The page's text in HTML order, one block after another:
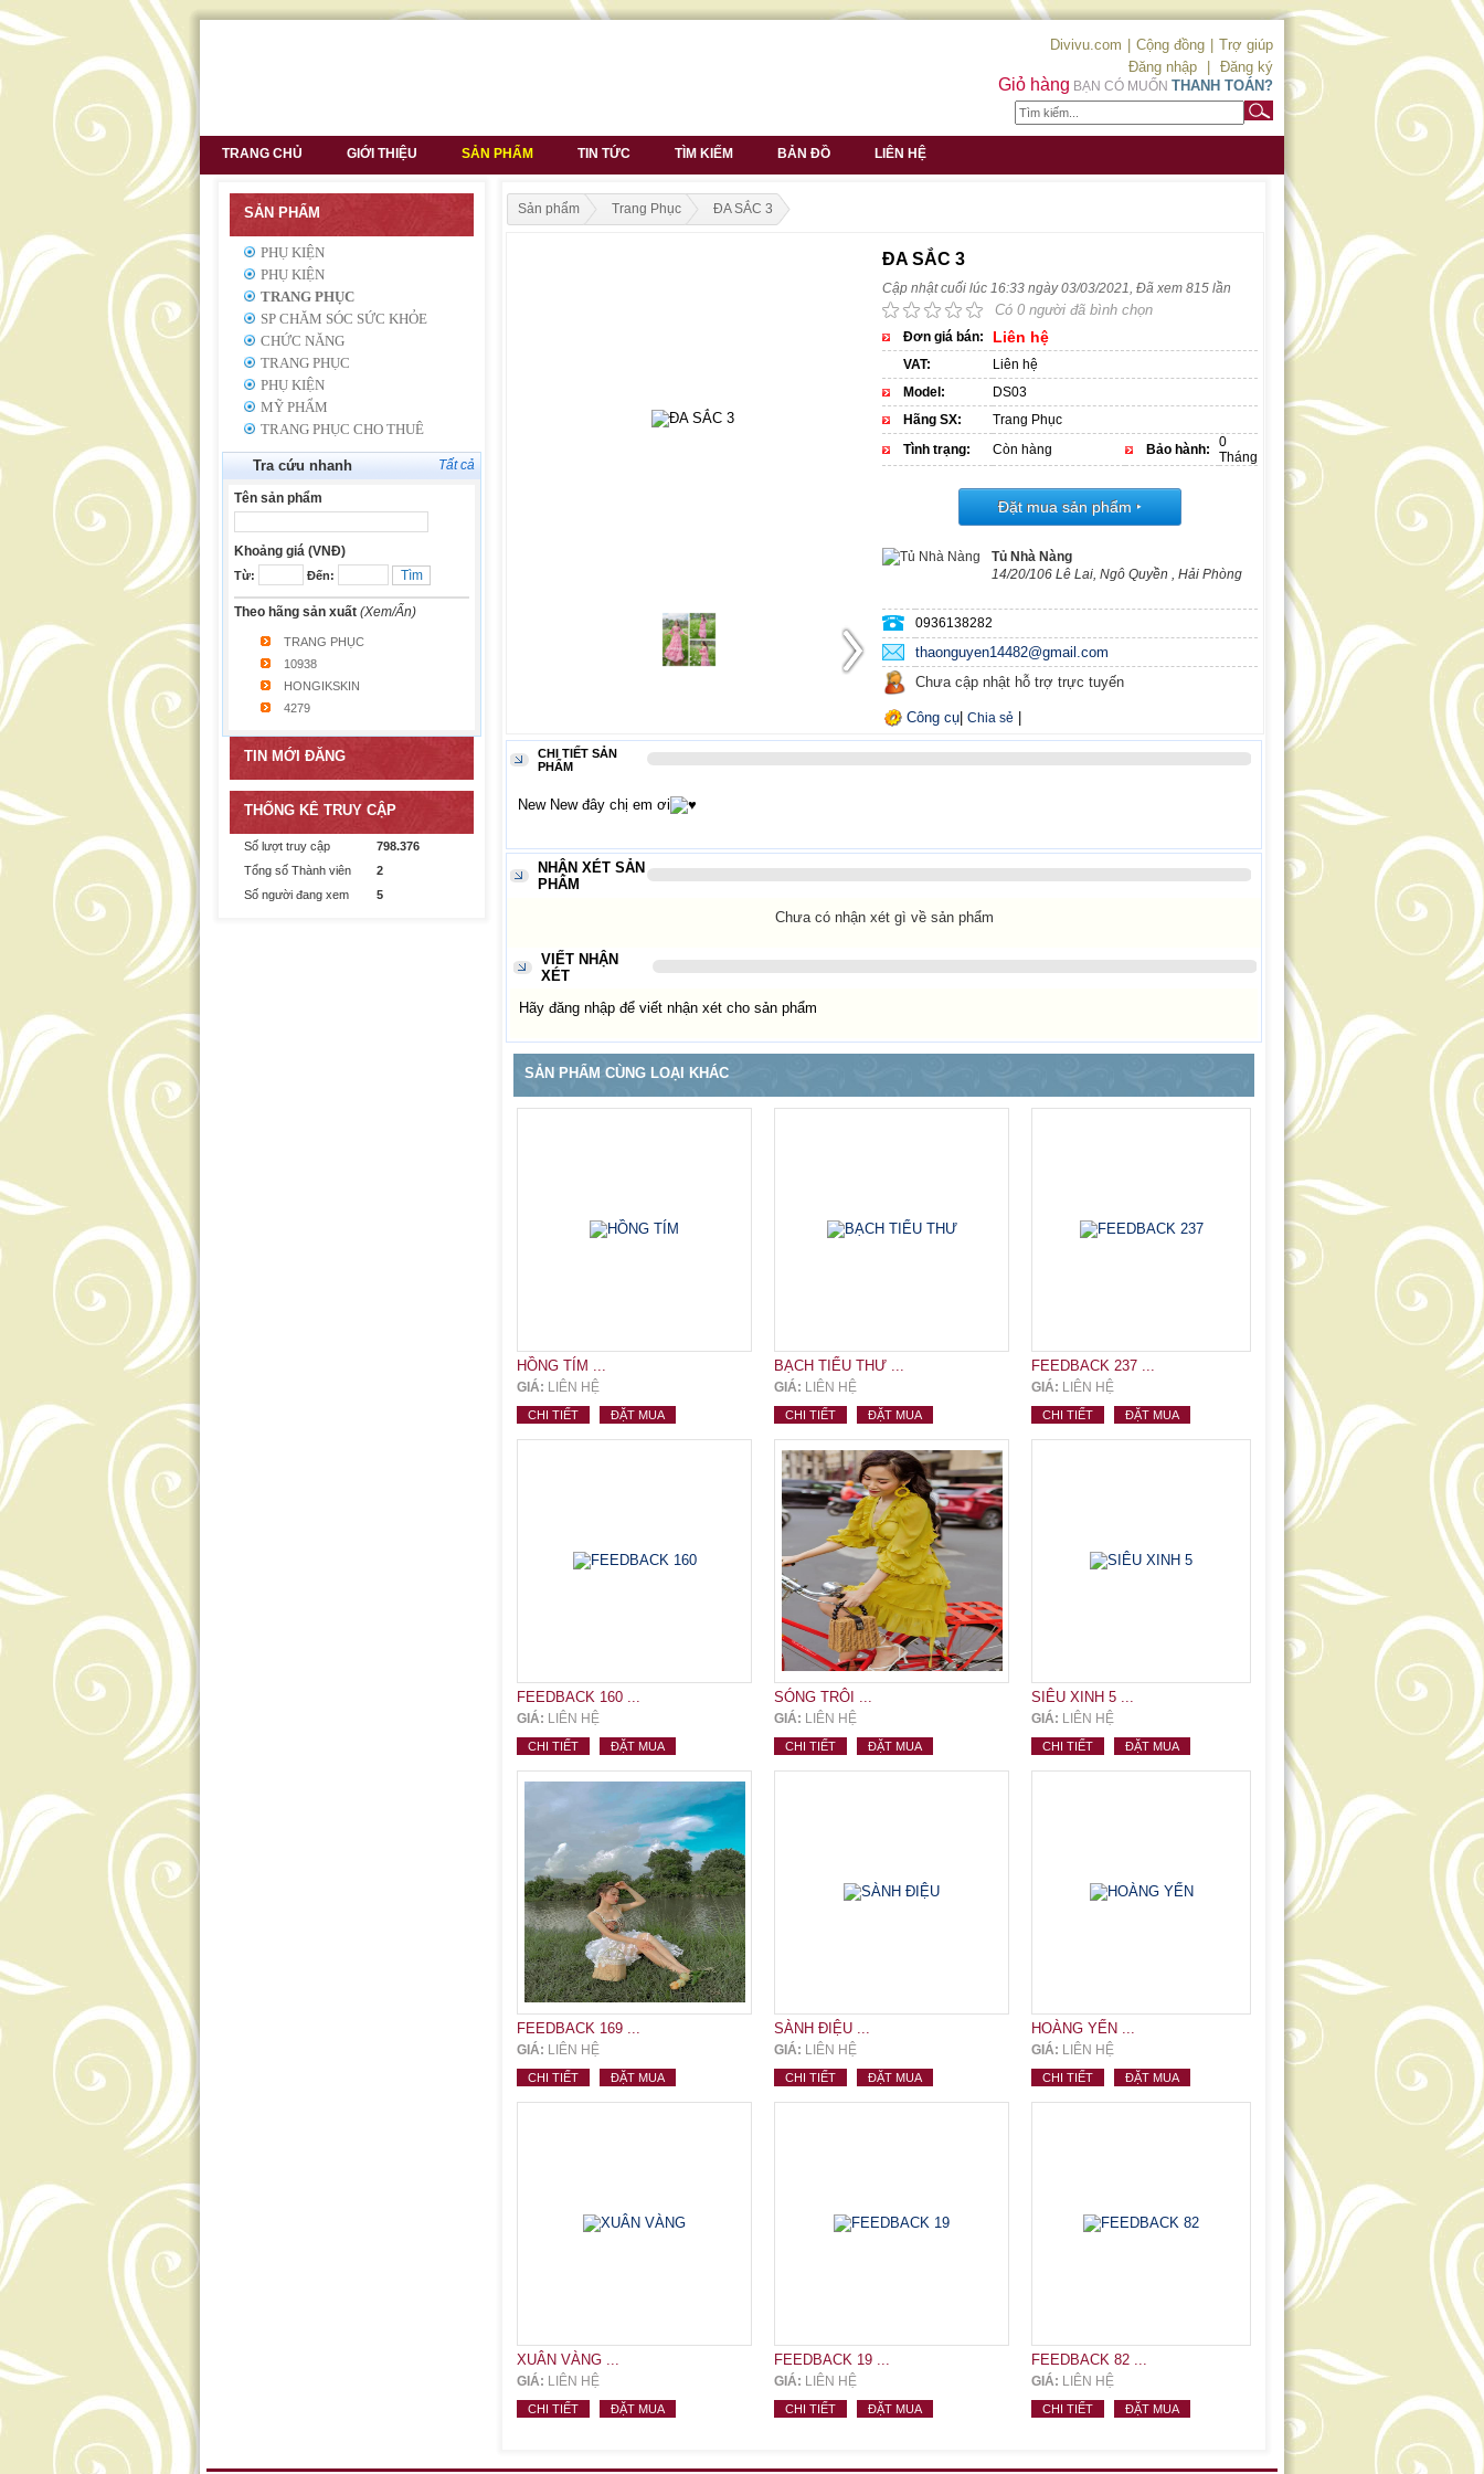
Divivu.com Cộng đồng
Trợ giúp
Đăng nhập
Đăng ký
Giỏ hàng BẠN CÓ MUỐN THANH TOÁN?
TRANG CHỦ GIỚI THIỆU SẢN PHẨM TIN TỨC TÌM KIẾM BẢN ĐỒ LIÊN HỆ
SẢN PHẨM
PHỤ KIỆN
PHỤ KIỆN
TRANG PHỤC
SP CHĂM SÓC SỨC KHỎE
CHỨC NĂNG
TRANG PHỤC
PHỤ KIỆN
MỸ PHẨM
TRANG PHỤC CHO THUÊ
Tra cứu nhanh Tất cả
Tên sản phẩm
Khoảng giá (VNĐ)
Từ: Đến:
Theo hãng sản xuất (Xem/Ẩn)
TRANG PHỤC
10938
HONGIKSKIN
4279
TIN MỚI ĐĂNG
THỐNG KÊ TRUY CẬP
Số lượt truy cập
798.376
Tổng số Thành viên
2
Số người đang xem
5
Sản phẩm Trang Phục ĐA SẮC 3
ĐA SẮC 3
Cập nhật cuối lúc 16:33 ngày 03/03/2021, Đã xem 815 lần
Có 0 người đã bình chọn
Đơn giá bán: Liên hệ
VAT:
Liên hệ
Model:
DS03
Hãng SX:
Trang Phục
Tình trạng:
Còn hàng Bảo hành:
0
Tháng
Đặt mua sản phẩm ‣
Tủ Nhà Nàng
14/20/106 Lê Lai, Ngô Quyền , Hải Phòng
0936138282
thaonguyen14482@gmail.com
Chưa cập nhật hỗ trợ trực tuyến
Chia sẻ
Công cụ
CHI TIẾT SẢN
PHẨM
New New đây chị em ơi
NHẬN XÉT SẢN
PHẨM
Chưa có nhận xét gì về sản phẩm
VIẾT NHẬN
XÉT
Hãy đăng nhập để viết nhận xét cho sản phẩm
SẢN PHẨM CÙNG LOẠI KHÁC
HỒNG TÍM ...
GIÁ: LIÊN HỆ
CHI TIẾT ĐẶT MUA
BẠCH TIỂU THƯ ...
GIÁ: LIÊN HỆ
CHI TIẾT ĐẶT MUA
FEEDBACK 237 ...
GIÁ: LIÊN HỆ
CHI TIẾT ĐẶT MUA
FEEDBACK 160 ...
GIÁ: LIÊN HỆ
CHI TIẾT ĐẶT MUA
SÓNG TRÔI ...
GIÁ: LIÊN HỆ
CHI TIẾT ĐẶT MUA
SIÊU XINH 5 ...
GIÁ: LIÊN HỆ
CHI TIẾT ĐẶT MUA
FEEDBACK 169 ...
GIÁ: LIÊN HỆ
CHI TIẾT ĐẶT MUA
SÀNH ĐIỆU ...
GIÁ: LIÊN HỆ
CHI TIẾT ĐẶT MUA
HOÀNG YẾN ...
GIÁ: LIÊN HỆ
CHI TIẾT ĐẶT MUA
XUÂN VÀNG ...
GIÁ: LIÊN HỆ
CHI TIẾT ĐẶT MUA
FEEDBACK 19 ...
GIÁ: LIÊN HỆ
CHI TIẾT ĐẶT MUA
FEEDBACK 82 ...
GIÁ: LIÊN HỆ
CHI TIẾT ĐẶT MUA